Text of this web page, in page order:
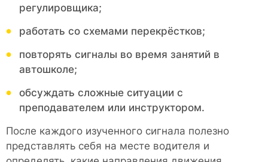
регулировщика;
работать со схемами перекрёстков;
повторять сигналы во время занятий в
автошколе;
обсуждать сложные ситуации с
преподавателем или инструктором.
После каждого изученного сигнала полезно
представлять себя на месте водителя и